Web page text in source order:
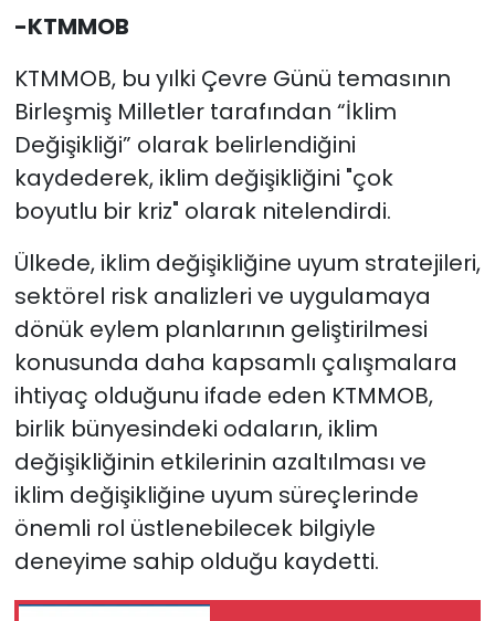
-KTMMOB
KTMMOB, bu yılki Çevre Günü temasının
Birleşmiş Milletler tarafından “İklim
Değişikliği” olarak belirlendiğini
kaydederek, iklim değişikliğini "çok
boyutlu bir kriz" olarak nitelendirdi.
Ülkede, iklim değişikliğine uyum stratejileri,
sektörel risk analizleri ve uygulamaya
dönük eylem planlarının geliştirilmesi
konusunda daha kapsamlı çalışmalara
ihtiyaç olduğunu ifade eden KTMMOB,
birlik bünyesindeki odaların, iklim
değişikliğinin etkilerinin azaltılması ve
iklim değişikliğine uyum süreçlerinde
önemli rol üstlenebilecek bilgiyle
deneyime sahip olduğu kaydetti.